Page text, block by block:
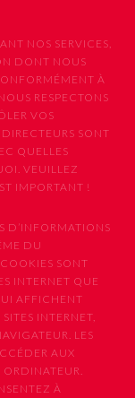
NOS SERVICES,
DONT NOUS
À
RESPECTONS
VOS
SONT
QUELLES
VEUILLEZ
IMPORTANT !
D’INFORMATIONS
DU
SONT
INTERNET QUE
AFFICHENT
INTERNET,
LES
AUX
À